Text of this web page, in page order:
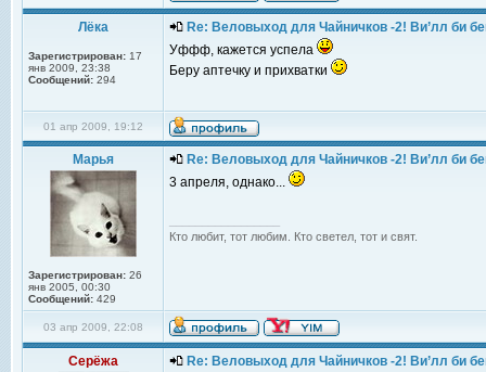
Лёка
Зарегистрирован: 17
янв 2009, 23:38
Сообщений: 294
Re: Веловыход для Чайничков -2! Ви’лл би
Уффф, кажется успела
Беру аптечку и прихватки
01 апр 2009, 19:12
Марья
Зарегистрирован: 26
янв 2005, 00:30
Сообщений: 429
Re: Веловыход для Чайничков -2! Ви’лл би
3 апреля, однако...
Кто любит, тот любим. Кто светел, тот и свят.
03 апр 2009, 22:08
Серёжа
Re: Веловыход для Чайничков -2! Ви’лл би